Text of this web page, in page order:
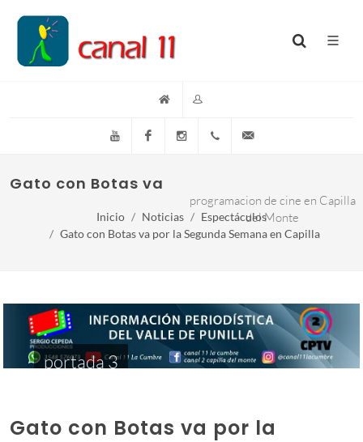
YouTube FacebookInstagram(+54)(9)3548-576073
Gato con Botas va por la segunda
programacion de cine en Capilla
del Monte
Inicio Noticias
Espectáculos
Gato con Botas va por la Segunda Semana en Capilla
portada 3
Gato con Botas va por la